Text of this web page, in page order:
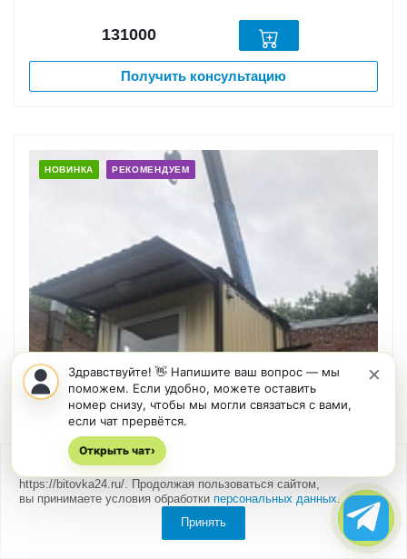
131000
Получить консультацию
НОВИНКА РЕКОМЕНДУЕМ
Пост охраны 2*2 м
132000
используем cookiesдля быстрой и удобной работы сайта
https://bitovka24.ru/. Продолжая пользоваться сайтом,
вы принимаете условия обработки персональных данных.
Принять
×
Здравствуйте! 👋 Напишите ваш вопрос — мы
поможем. Если удобно, можете оставить
номер снизу, чтобы мы могли связаться с вами,
если чат прервётся.
Открыть чат›